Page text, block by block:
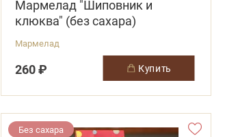
Мармелад "Шиповник и
клюква" (без сахара)
Мармелад
260 ₽ купить
Без сахара